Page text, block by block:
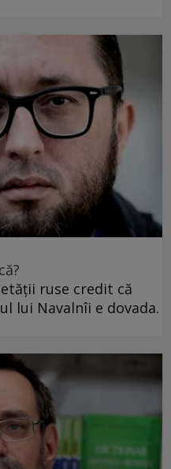
ruse credit că
lui Navalnîi e dovada.